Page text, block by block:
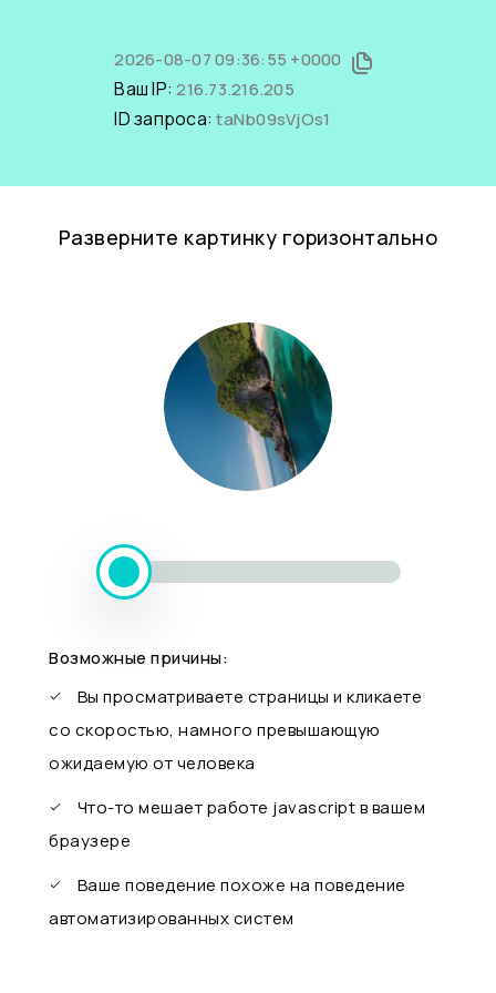
2026-08-07 09:36:55 +0000
Ваш IP:216.73.216.205
ID запроса:taNb09sVjOs1
Разверните картинку горизонтально
Возможные причины:
Вы просматриваете страницы и кликаете
со скоростью, намного превышающую
ожидаемую от человека
Что-то мешает работе javascript в вашем
браузере
Ваше поведение похоже на поведение
автоматизированных систем